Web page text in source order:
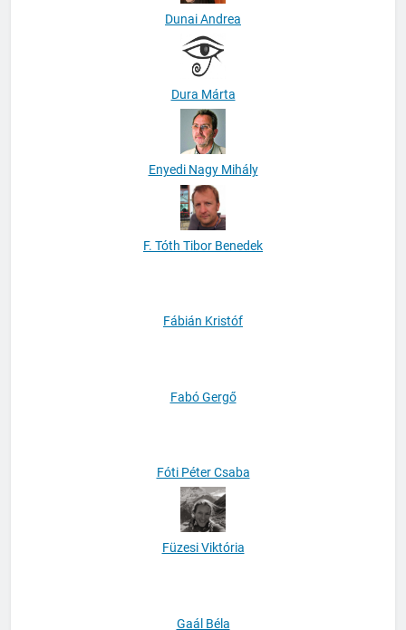
Dunai Andrea
Dura Márta
Enyedi Nagy Mihály
Fóti Péter Csaba